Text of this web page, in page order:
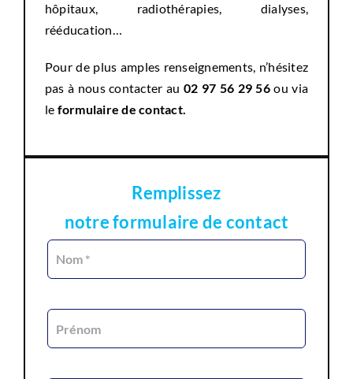
hôpitaux, radiothérapies, dialyses,
rééducation…
Pour de plus amples renseignements, n’hésitez
pas à nous contacter au 02 97 56 29 56ou via
le formulaire de contact.
Remplissez
notre formulaire de contact